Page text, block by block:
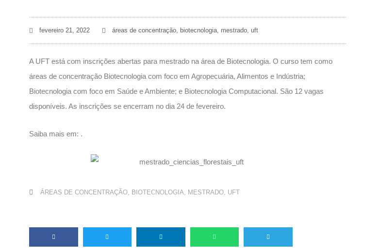
fevereiro 21, 2022 áreas de concentração, biotecnologia, mestrado, uft
A UFT está com inscrições abertas para mestrado na área de Biotecnologia. O curso tem como
áreas de concentração Biotecnologia com foco em Agropecuária, Alimentos e Indústria;
Biotecnologia com foco em Saúde e Ambiente; e Biotecnologia Computacional. São 12 vagas
disponíveis. As inscrições se encerram no dia 24 de fevereiro.
Saiba mais em: .
ÁREAS DE CONCENTRAÇÃO BIOTECNOLOGIA MESTRADO UFT